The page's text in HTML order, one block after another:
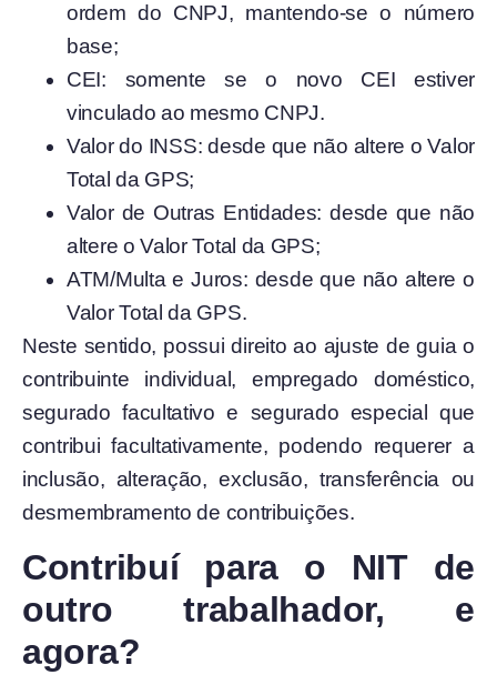
ordem do CNPJ, mantendo-se o número
base;
CEI: somente se o novo CEI estiver
vinculado ao mesmo CNPJ.
Valor do INSS: desde que não altere o Valor
Total da GPS;
Valor de Outras Entidades: desde que não
altere o Valor Total da GPS;
ATM/Multa e Juros: desde que não altere o
Valor Total da GPS.
Neste sentido, possui direito ao ajuste de guia o
contribuinte individual, empregado doméstico,
segurado facultativo e segurado especial que
contribui facultativamente, podendo requerer a
inclusão, alteração, exclusão, transferência ou
desmembramento de contribuições.
Contribuí para o NIT de
outro trabalhador, e
agora?